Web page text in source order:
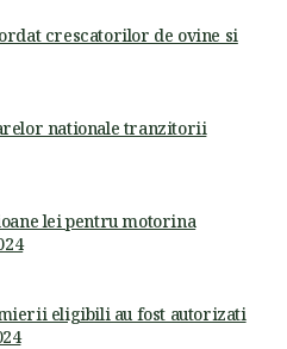
crescatorilor de ovine si
nationale tranzitorii
lei pentru motorina
eligibili au fost autorizati